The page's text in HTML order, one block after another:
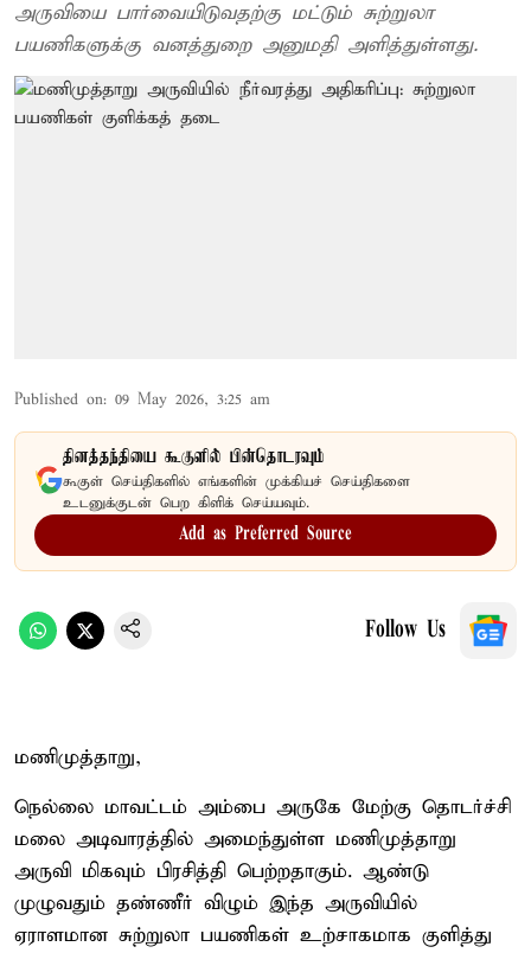
அருவியை பார்வையிடுவதற்கு மட்டும் சுற்றுலா
பயணிகளுக்கு வனத்துறை அனுமதி அளித்துள்ளது.
Published on: 09 May 2026, 3:25 am
தினத்தந்தியை கூகுளில் பின்தொடரவும்
கூகுள் செய்திகளில் எங்களின் முக்கியச் செய்திகளை
உடனுக்குடன் பெற கிளிக் செய்யவும்.
Add as Preferred Source
Follow Us
மணிமுத்தாறு,
நெல்லை மாவட்டம் அம்பை அருகே மேற்கு தொடர்ச்சி
மலை அடிவாரத்தில் அமைந்துள்ள மணிமுத்தாறு
அருவி மிகவும் பிரசித்தி பெற்றதாகும். ஆண்டு
முழுவதும் தண்ணீர் விழும் இந்த அருவியில்
ஏராளமான சுற்றுலா பயணிகள் உற்சாகமாக குளித்து